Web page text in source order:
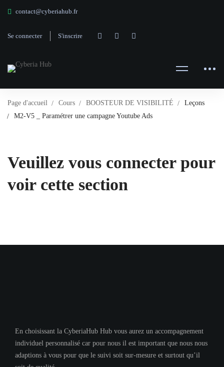
contact@cyberiahub.fr
Se connecter S'inscrire
Page d'accueil Cours BOOSTEUR DE VISIBILITÉ
Leçons
M2-V5 _ Paramétrer une campagne Youtube Ads
Veuillez vous connecter pour
voir cette section
En choisissant la CyberiaHub Hub vous aurez un accompagnement
individuel personnalisé car pour nous il est important que nous nous
adaptions à vous pour que le suivi soit sur-mesure et surtout qu’il